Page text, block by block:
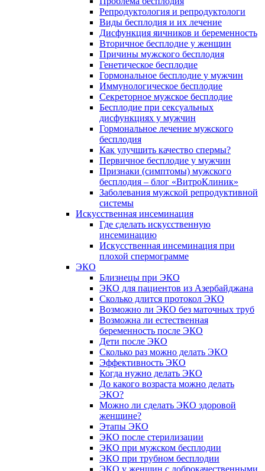
Репродуктология и репродуктологи
Виды бесплодия и их лечение
Дисфункция яичников и беременность
Вторичное бесплодие у женщин
Причины мужского бесплодия
Генетическое бесплодие
Гормональное бесплодие у мужчин
Иммунологическое бесплодие
Секреторное мужское бесплодие
Бесплодие при сексуальных
дисфункциях у мужчин
Гормональное лечение мужского
бесплодия
Как улучшить качество спермы?
Первичное бесплодие у мужчин
Признаки (симптомы) мужского
бесплодия – блог «ВитроКлиник»
Заболевания мужской репродуктивной
системы
Искусственная инсеминация
Где сделать искусственную
инсеминацию
Искусственная инсеминация при
плохой спермограмме
ЭКО
Близнецы при ЭКО
ЭКО для пациентов из Азербайджана
Сколько длится протокол ЭКО
Возможно ли ЭКО без маточных труб
Возможна ли естественная
беременность после ЭКО
Дети после ЭКО
Сколько раз можно делать ЭКО
Эффективность ЭКО
Когда нужно делать ЭКО
До какого возраста можно делать
ЭКО?
Можно ли сделать ЭКО здоровой
женщине?
Этапы ЭКО
ЭКО после стерилизации
ЭКО при мужском бесплодии
ЭКО при трубном бесплодии